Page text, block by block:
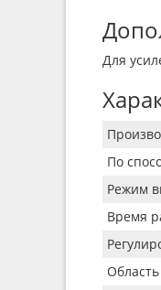
Для
По
Режим
Время